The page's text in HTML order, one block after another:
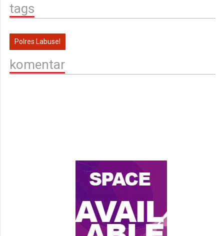
tags
Polres Labusel
komentar